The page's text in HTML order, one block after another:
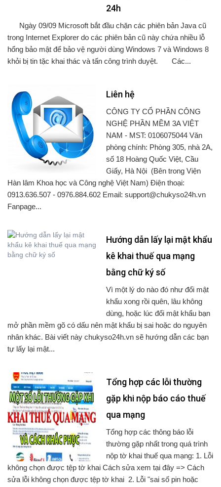
24h
Ngày 09/09 Microsoft bắt đầu chặn các phiên bản Java cũ
trong Internet Explorer do các phiên bản cũ này chứa nhiều lỗ
hổng bảo mật để bảo vệ người dùng Windows 7 và Windows 8
khỏi bị tin tặc khai thác và tấn công trình duyệt. Các...
Liên hệ
CÔNG TY CỔ PHẦN CÔNG
NGHỆ PHẦN MỀM 3A VIỆT
NAM - MST: 0106075044 Văn
phòng chính: Phòng 305, nhà 2A,
số 18 Hoàng Quốc Việt, Cầu
Giấy, Hà Nội (Bên trong Viện
Hàn lâm Khoa học và Công nghệ Việt Nam) Điện thoại:
0913.636.507 - 0976.884.602 Email: support@chukyso24h.vn
Fanpage...
Hướng dẫn lấy lại mật khẩu
kê khai thuế qua mạng
bằng chữ ký số
Vì một lý do nào đó như đổi mật
khẩu xong rồi quên, lâu không
dùng, hoặc lúc đổi mật khẩu bạn
mở phần mềm gõ có dấu nên mật khẩu bị sai hoặc do nguyên
nhân khác. Bài viết này chukyso24h.vn sẽ hướng dẫn các bạn
tự lấy lại mật...
Tổng hợp các lỗi thường
gặp khi nộp báo cáo thuế
qua mạng
Tổng hợp các thông báo lỗi
thường gặp nhất trong quá trình
nộp tờ khai thuế qua mạng: 1. Lỗi
không chọn được tệp tờ khai Cách sửa xem tại đây => Cách
sửa lỗi không chọn được tệp tờ khai 2. Lỗi "sai số pin hoặc